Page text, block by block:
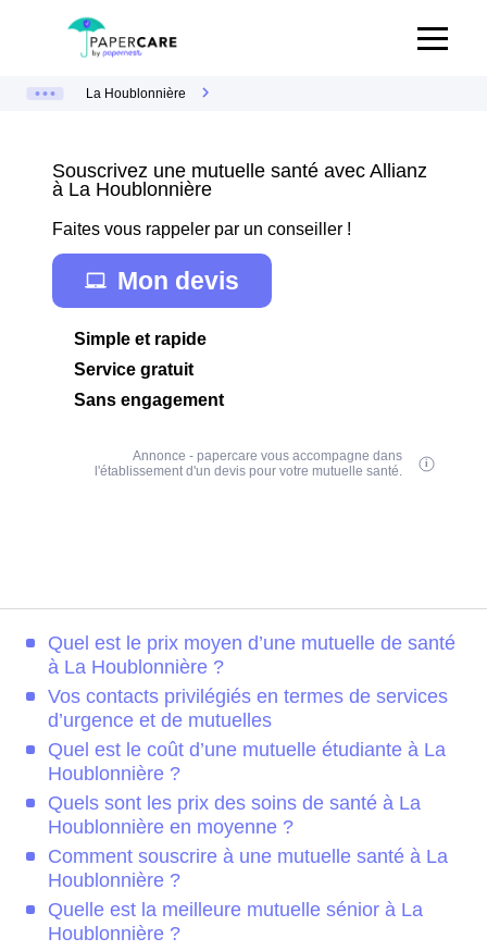
La Houblonnière
Souscrivez une mutuelle santé avec Allianz
à La Houblonnière
Faites vous rappeler par un conseiller !
Mon devis
Simple et rapide
Service gratuit
Sans engagement
Annonce - papercare vous accompagne dans
l'établissement d'un devis pour votre mutuelle santé.
Quel est le prix moyen d’une mutuelle de santé
à La Houblonnière ?
Vos contacts privilégiés en termes de services
d’urgence et de mutuelles
Quel est le coût d’une mutuelle étudiante à La
Houblonnière ?
Quels sont les prix des soins de santé à La
Houblonnière en moyenne ?
Comment souscrire à une mutuelle santé à La
Houblonnière ?
Quelle est la meilleure mutuelle sénior à La
Houblonnière ?